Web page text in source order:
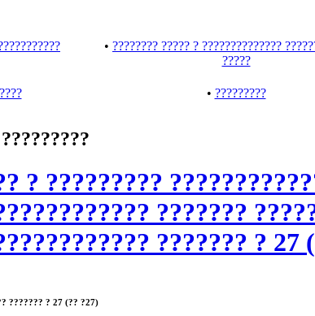
• ???????? ????? ? ??????????????
?????
• ?????????
? ?????????
???????
??????? ? 27
??????? ? 27 (?? ?27)